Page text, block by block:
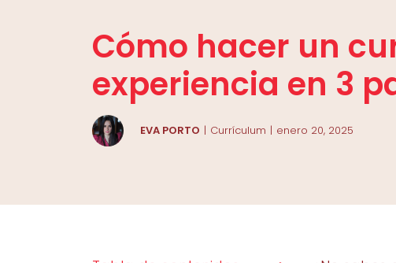
Cómo hacer un
experiencia en 3
EVA PORTO Currículum enero 20, 2025